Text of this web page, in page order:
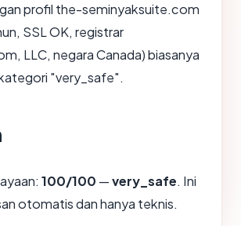
profil the-seminyaksuite.com
SSL OK, registrar
LLC, negara Canada) biasanya
"very_safe".
100/100 —very_safe. Ini
otomatis dan hanya teknis.